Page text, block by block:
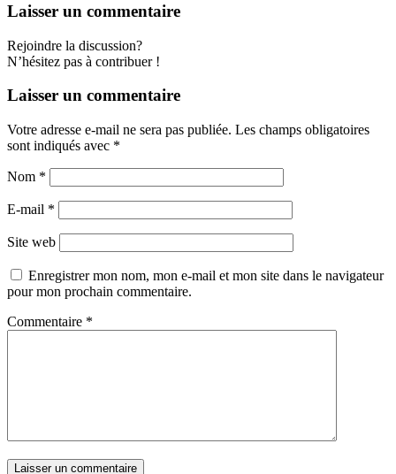
Laisser un commentaire
Rejoindre la discussion?
N’hésitez pas à contribuer !
Laisser un commentaire
Votre adresse e-mail ne sera pas publiée. Les champs obligatoires
sont indiqués avec *
Nom *
E-mail *
Site web
Enregistrer mon nom, mon e-mail et mon site dans le navigateur
pour mon prochain commentaire.
Commentaire *